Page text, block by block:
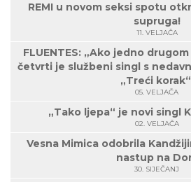
REMI u novom seksi spotu
supruga!
11. VELJAČA
FLUENTES: „Ako jedno
četvrti je službeni singl s
„Treći
05. VELJAČA
„Tako ljepa“ je novi singl
02. VELJAČA
Vesna Mimica odobrila
nastup na
30. SIJEČANJ